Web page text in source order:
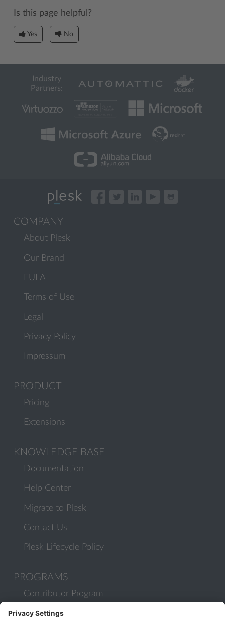
Is this page helpful?
Yes No
Industry
Partners:
COMPANY
About Plesk
Our Brand
EULA
Terms of Use
Legal
Privacy Policy
Impressum
PRODUCT
Pricing
Extensions
KNOWLEDGE BASE
Documentation
Help Center
Migrate to Plesk
Contact Us
Plesk Lifecycle Policy
PROGRAMS
Contributor Program
Partner Program